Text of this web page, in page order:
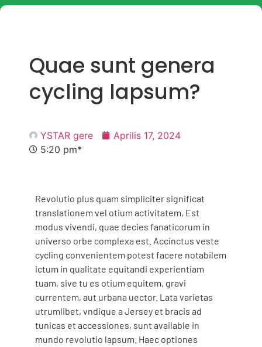
Quae sunt genera
cycling lapsum?
YSTAR gere
Aprilis 17, 2024
5:20 pm*
Revolutio plus quam simpliciter significat
translationem vel otium activitatem, Est
modus vivendi, quae decies fanaticorum in
universo orbe complexa est. Accinctus veste
cycling convenientem potest facere notabilem
ictum in qualitate equitandi experientiam
tuam, sive tu es otium equitem, gravi
currentem, aut urbana uector. Lata varietas
utrumlibet, vndique a Jersey et bracis ad
tunicas et accessiones, sunt available in
mundo revolutio lapsum. Haec optiones